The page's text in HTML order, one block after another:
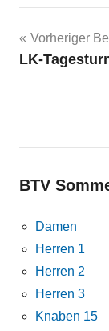
Vorheriger
LK-
BTV
Damen
Herren 1
Herren 2
Herren 3
Knaben 15